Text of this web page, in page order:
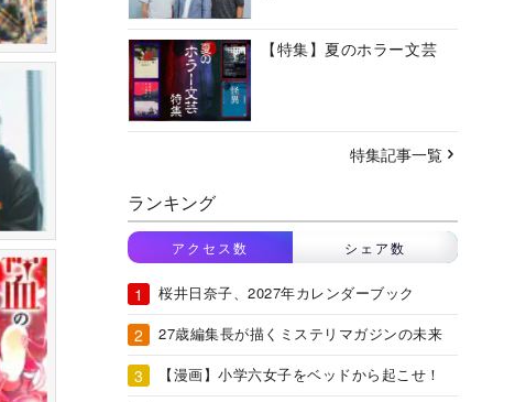
【特集】夏のホラー文芸
特集記事一覧
ランキング
アクセス数 シェア数
桜井日奈子、2027年カレンダーブック
27歳編集長が描くミステリマガジンの未来
【漫画】小学六女子をベッドから起こせ！